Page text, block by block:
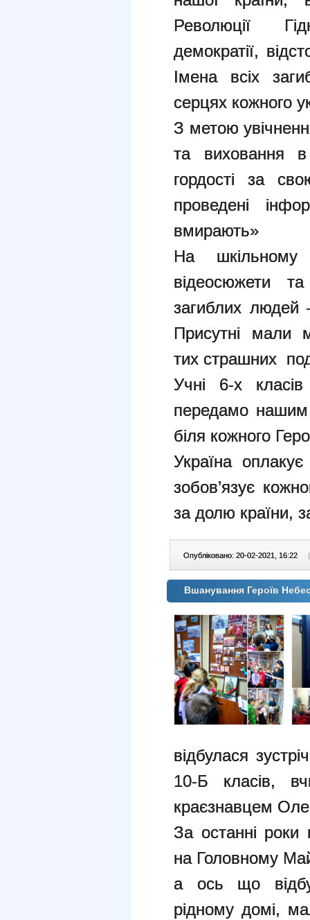
Революції
демократії,
Імена всіх
серцях кожного
З метою
та виховання в
гордості за
проведені
вмирають»
На шкільному
відеосюжети
загиблих людей
Присутні мали
тих страшних
Учні 6-х
передамо нашим
біля кожного
Україна
зобов’язує
за долю країни,
Опубліковано: 20-02-2021, 16:22 |
Вшанування Героїв
відбулася
10-Б класів,
краєзнавцем
За останні роки
на Головному
а ось що
рідному домі,